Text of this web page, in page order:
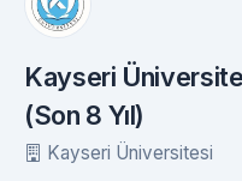
Kayseri
(Son 8 Yıl)
Kayseri Üniversitesi